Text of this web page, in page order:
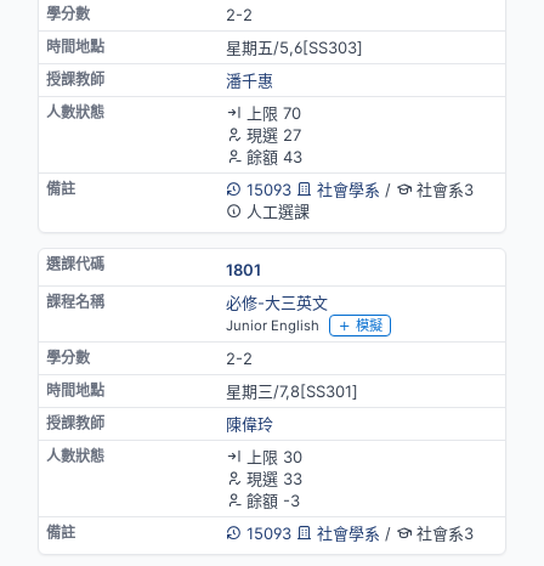
2-2
星期五/5,6[SS303]
潘千惠
上限 70
現選 27
餘額 43
15093
社會學系 /
社會系3
人工選課
1801
必修-大三英文
Junior English 模擬
2-2
星期三/7,8[SS301]
陳偉玲
上限 30
現選 33
餘額 -3
15093
社會學系 / 社會系3